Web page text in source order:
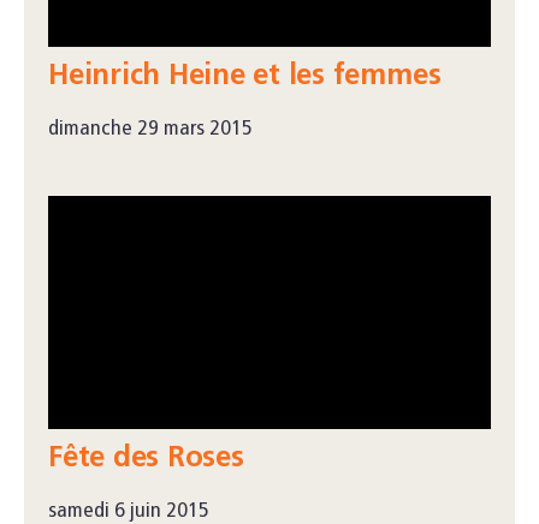
Heinrich Heine et les femmes
dimanche 29 mars 2015
Fête des Roses
samedi 6 juin 2015